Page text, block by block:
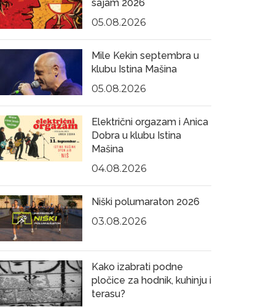
sajam 2026
05.08.2026
Mile Kekin septembra u
klubu Istina Mašina
05.08.2026
Električni orgazam i Anica
Dobra u klubu Istina
Mašina
04.08.2026
Niški polumaraton 2026
03.08.2026
Kako izabrati podne
pločice za hodnik, kuhinju i
terasu?